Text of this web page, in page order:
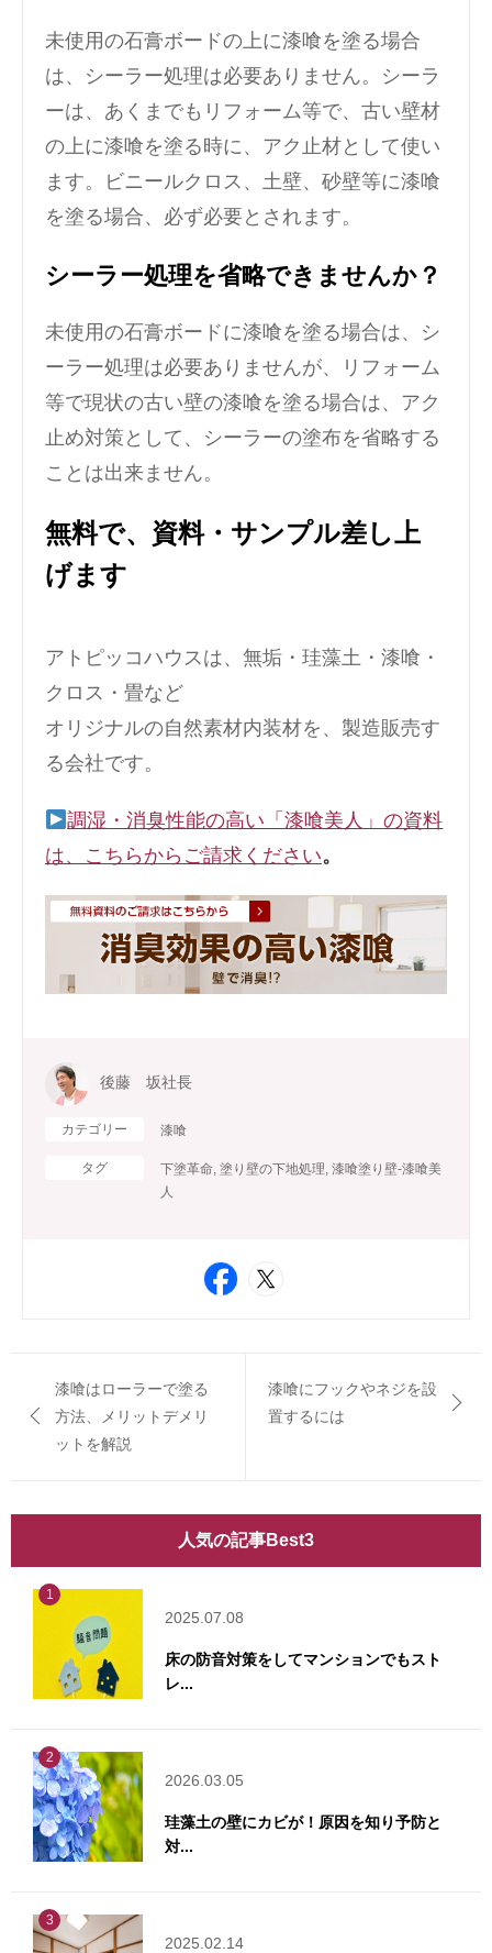
未使用の石膏ボードの上に漆喰を塗る場合
は、シーラー処理は必要ありません。シーラ
ーは、あくまでもリフォーム等で、古い壁材
の上に漆喰を塗る時に、アク止材として使い
ます。ビニールクロス、土壁、砂壁等に漆喰
を塗る場合、必ず必要とされます。
シーラー処理を省略できませんか？
未使用の石膏ボードに漆喰を塗る場合は、シ
ーラー処理は必要ありませんが、リフォーム
等で現状の古い壁の漆喰を塗る場合は、アク
止め対策として、シーラーの塗布を省略する
ことは出来ません。
無料で、資料・サンプル差し上
げます
アトピッコハウスは、無垢・珪藻土・漆喰・
クロス・畳など
オリジナルの自然素材内装材を、製造販売す
る会社です。
調湿・消臭性能の高い「漆喰美人」の資料
は、こちらからご請求ください。
後藤 坂社長
カテゴリー 漆喰
タグ 下塗革命 塗り壁の下地処理 漆喰塗り壁-漆喰美
人
漆喰はローラーで塗る
方法、メリットデメリ
ットを解説
漆喰にフックやネジを設
置するには
人気の記事Best3
1
2025.07.08
床の防音対策をしてマンションでもスト
レ...
2
2026.03.05
珪藻土の壁にカビが！原因を知り予防と
対...
3
2025.02.14